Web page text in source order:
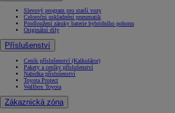
Slevový program pro starší vozy
Celoroční uskladnění pneumatik
Prodloužení záruky baterie hybridního pohonu
Originální díly
Příslušenství
Ceník příslušenství (Kalkulátor)
Pakety a ceníky příslušenství
Nabídka příslušenství
Toyota Protect
Wallbox Toyota
Zákaznická zóna